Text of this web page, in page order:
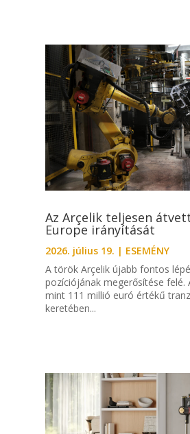
Az Arçelik teljesen
Europe irányítását
2026. július 19. | ESEMÉNY
A török Arçelik újabb fontos
pozíciójának megerősítése felé.
mint 111 millió euró értékű
keretében...